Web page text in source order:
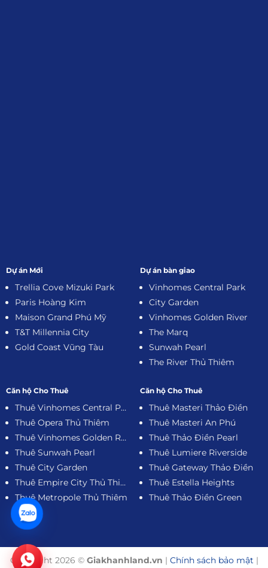
Dự án Mới
Trellia Cove Mizuki Park
Paris Hoàng Kim
Maison Grand Phú Mỹ
T&T Millennia City
Gold Coast Vũng Tàu
Dự án bàn giao
Vinhomes Central Park
City Garden
Vinhomes Golden River
The Marq
Sunwah Pearl
The River Thủ Thiêm
Căn hộ Cho Thuê
Thuê Vinhomes Central Park
Thuê Opera Thủ Thiêm
Thuê Vinhomes Golden River
Thuê Sunwah Pearl
Thuê City Garden
Thuê Empire City Thủ Thiêm
Thuê Metropole Thủ Thiêm
Căn hộ Cho Thuê
Thuê Masteri Thảo Điền
Thuê Masteri An Phú
Thuê Thảo Điền Pearl
Thuê Lumiere Riverside
Thuê Gateway Thảo Điền
Thuê Estella Heights
Thuê Thảo Điền Green
Copyright 2026 © Giakhanhland.vn | Chính sách bảo mật |